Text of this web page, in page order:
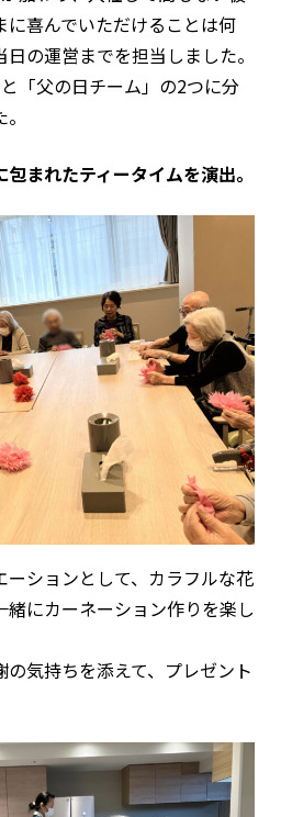
に喜んでいただけることは何
の運営までを担当しました。
「父の日チーム」の2つに分
まれたティータイムを演出。
ーションとして、カラフルな花
にカーネーション作りを楽し
気持ちを添えて、プレゼント